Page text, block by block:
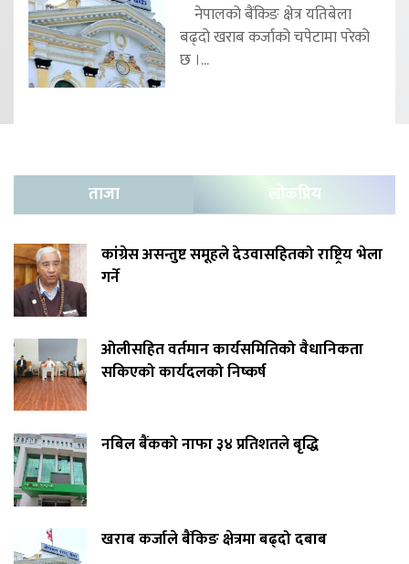
नेपालको बैंकिङ क्षेत्र यतिबेला
बढ्दो खराब कर्जाको चपेटामा परेको
छ ।...
ताजा लोकप्रिय
कांग्रेस असन्तुष्ट समूहले देउवासहितको राष्ट्रिय भेला
गर्ने
ओलीसहित वर्तमान कार्यसमितिको वैधानिकता
सकिएको कार्यदलको निष्कर्ष
नबिल बैंकको नाफा ३४ प्रतिशतले बृद्धि
खराब कर्जाले बैंकिङ क्षेत्रमा बढ्दो दबाब